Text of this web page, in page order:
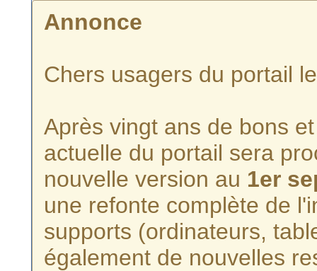
Annonce
Chers usagers du portail
Après vingt ans de bons
actuelle du portail sera
nouvelle version au 1er
une refonte complète de
supports (ordinateurs,
également de nouvelles